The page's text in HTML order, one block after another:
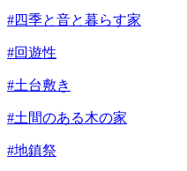
#四季と音と暮らす家
#回遊性
#土台敷き
#土間のある木の家
#地鎮祭